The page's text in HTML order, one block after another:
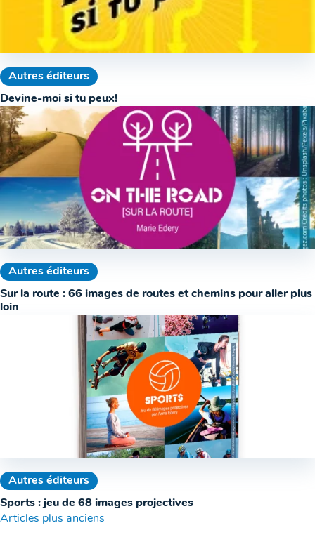
Autres éditeurs
Devine-moi si tu peux!
Autres éditeurs
Sur la route : 66 images de routes et chemins pour aller plus
loin
Autres éditeurs
Sports : jeu de 68 images projectives
Navigation
Articles plus anciens